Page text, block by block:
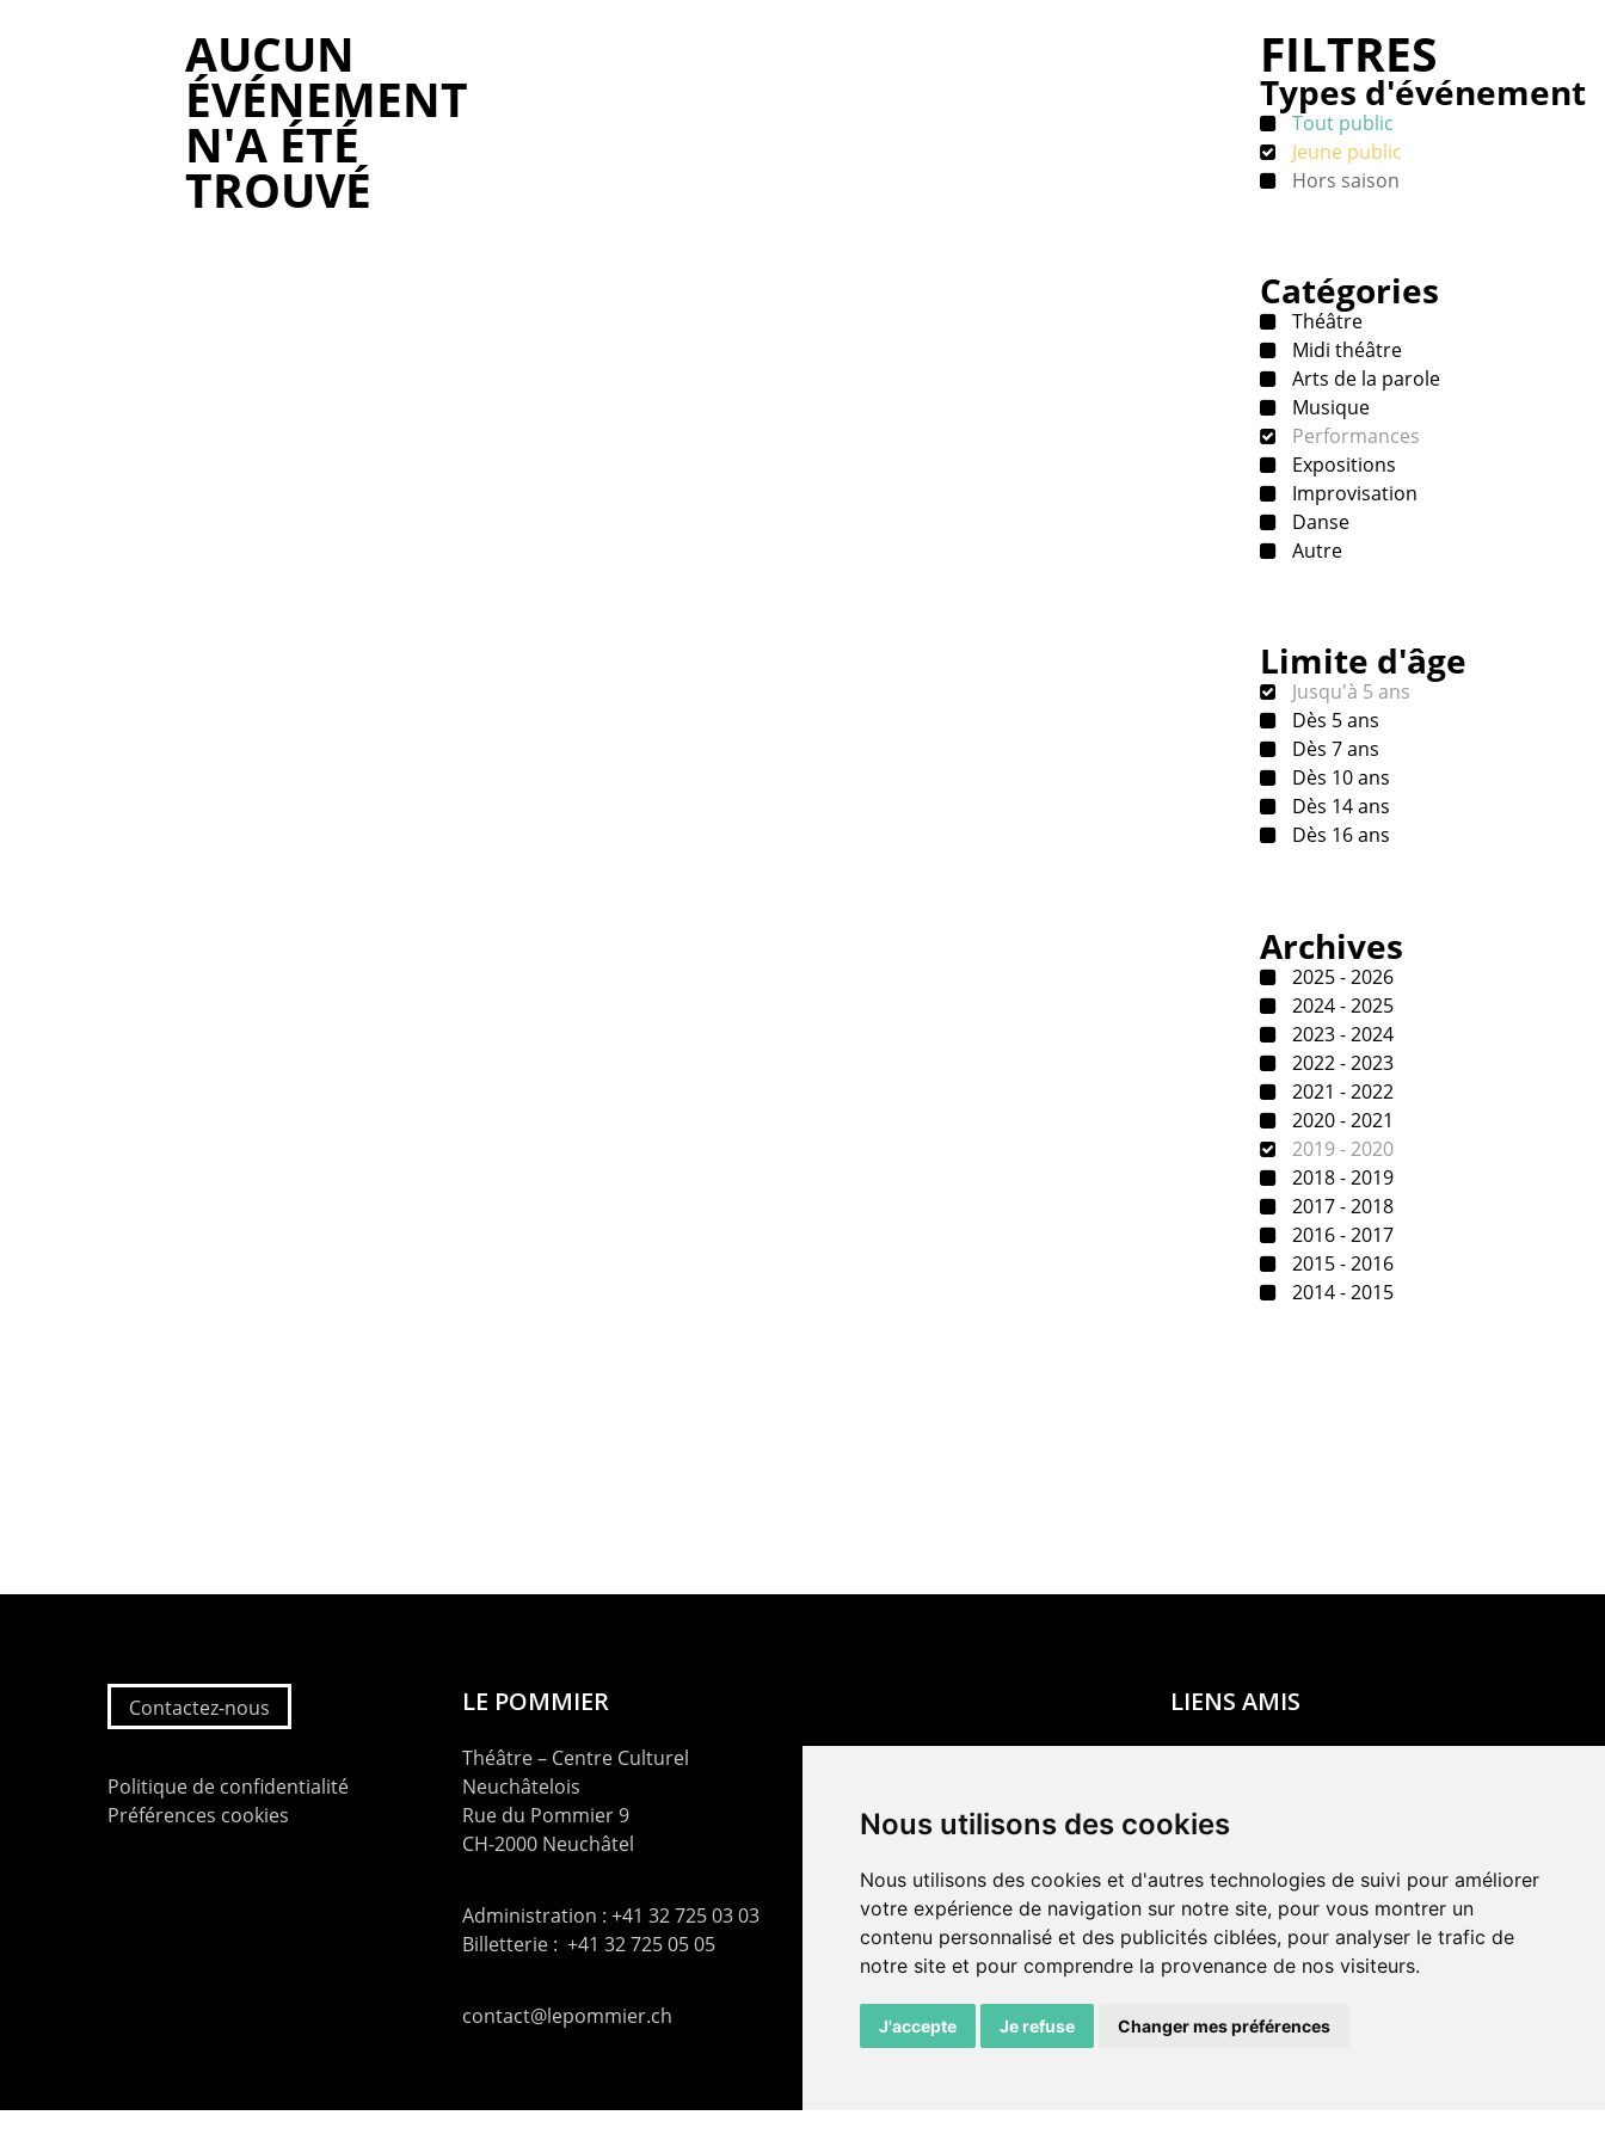
Nous utilisons des cookies
Nous utilisons des cookies et d'autres technologies de suivi pour améliorer
votre expérience de navigation sur notre site, pour vous montrer un
contenu personnalisé et des publicités ciblées, pour analyser le trafic de
notre site et pour comprendre la provenance de nos visiteurs.
J'accepte Je refuse Changer mes préférences
AUCUN
ÉVÉNEMENT
N'A ÉTÉ
TROUVÉ
FILTRES
Types d'événement
Tout public
Jeune public
Hors saison
Catégories
Théâtre
Midi théâtre
Arts de la parole
Musique
Performances
Expositions
Improvisation
Danse
Autre
Limite d'âge
Jusqu'à 5 ans
Dès 5 ans
Dès 7 ans
Dès 10 ans
Dès 14 ans
Dès 16 ans
Archives
2025 - 2026
2024 - 2025
2023 - 2024
2022 - 2023
2021 - 2022
2020 - 2021
2019 - 2020
2018 - 2019
2017 - 2018
2016 - 2017
2015 - 2016
2014 - 2015
Contactez-nous
Politique de confidentialité
Préférences cookies
LE POMMIER
Théâtre – Centre Culturel
Neuchâtelois
Rue du Pommier 9
CH-2000 Neuchâtel
Administration : +41 32 725 03 03
Billetterie : +41 32 725 05 05
contact@lepommier.ch
LIENS AMIS